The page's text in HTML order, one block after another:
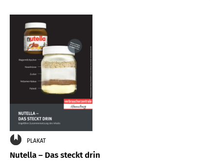
PLAKAT
Nutella – Das steckt drin